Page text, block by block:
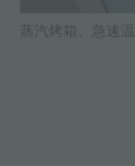
蒸汽烤箱、急速